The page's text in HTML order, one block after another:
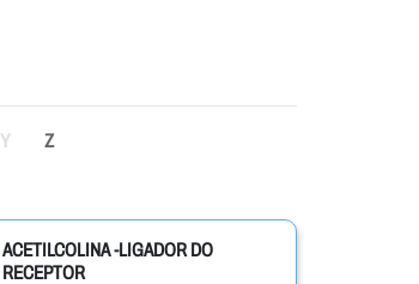
Y Z
ACETILCOLINA -LIGADOR DO
RECEPTOR